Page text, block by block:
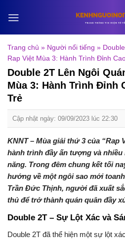
Trang chủ » Người nổi tiếng »
Rap Việt Mùa 3: Hành Trình Đỉnh
Double 2T Lên Ngôi
Mùa 3: Hành Trình Đỉnh
Trẻ
Cập nhật ngày: 09/09/2023 lúc 22:30
KNNT – Mùa giải thứ 3 của “Rap
hành trình đầy ấn tượng và
năng. Trong đêm chung kết tối
hướng về một ngôi sao mới
Trần Đức Thịnh, người đã xuất
thủ để trở thành quán quân đầy
Double 2T – Sự Lột Xác và
Double 2T đã thể hiện một sự lột